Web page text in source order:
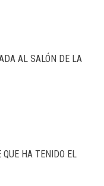
AL SALÓN DE LA
QUE HA TENIDO EL